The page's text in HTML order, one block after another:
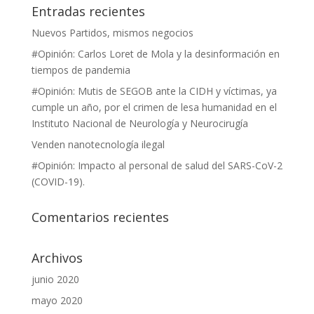
Entradas recientes
Nuevos Partidos, mismos negocios
#Opinión: Carlos Loret de Mola y la desinformación en
tiempos de pandemia
#Opinión: Mutis de SEGOB ante la CIDH y víctimas, ya
cumple un año, por el crimen de lesa humanidad en el
Instituto Nacional de Neurología y Neurocirugía
Venden nanotecnología ilegal
#Opinión: Impacto al personal de salud del SARS-CoV-2
(COVID-19).
Comentarios recientes
Archivos
junio 2020
mayo 2020